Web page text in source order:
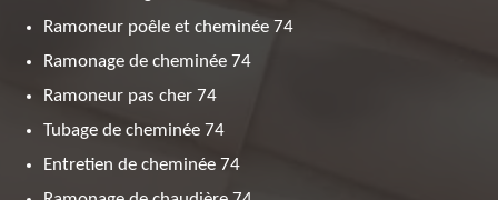
Ramoneur poêle et cheminée 74
Ramonage de cheminée 74
Ramoneur pas cher 74
Tubage de cheminée 74
Entretien de cheminée 74